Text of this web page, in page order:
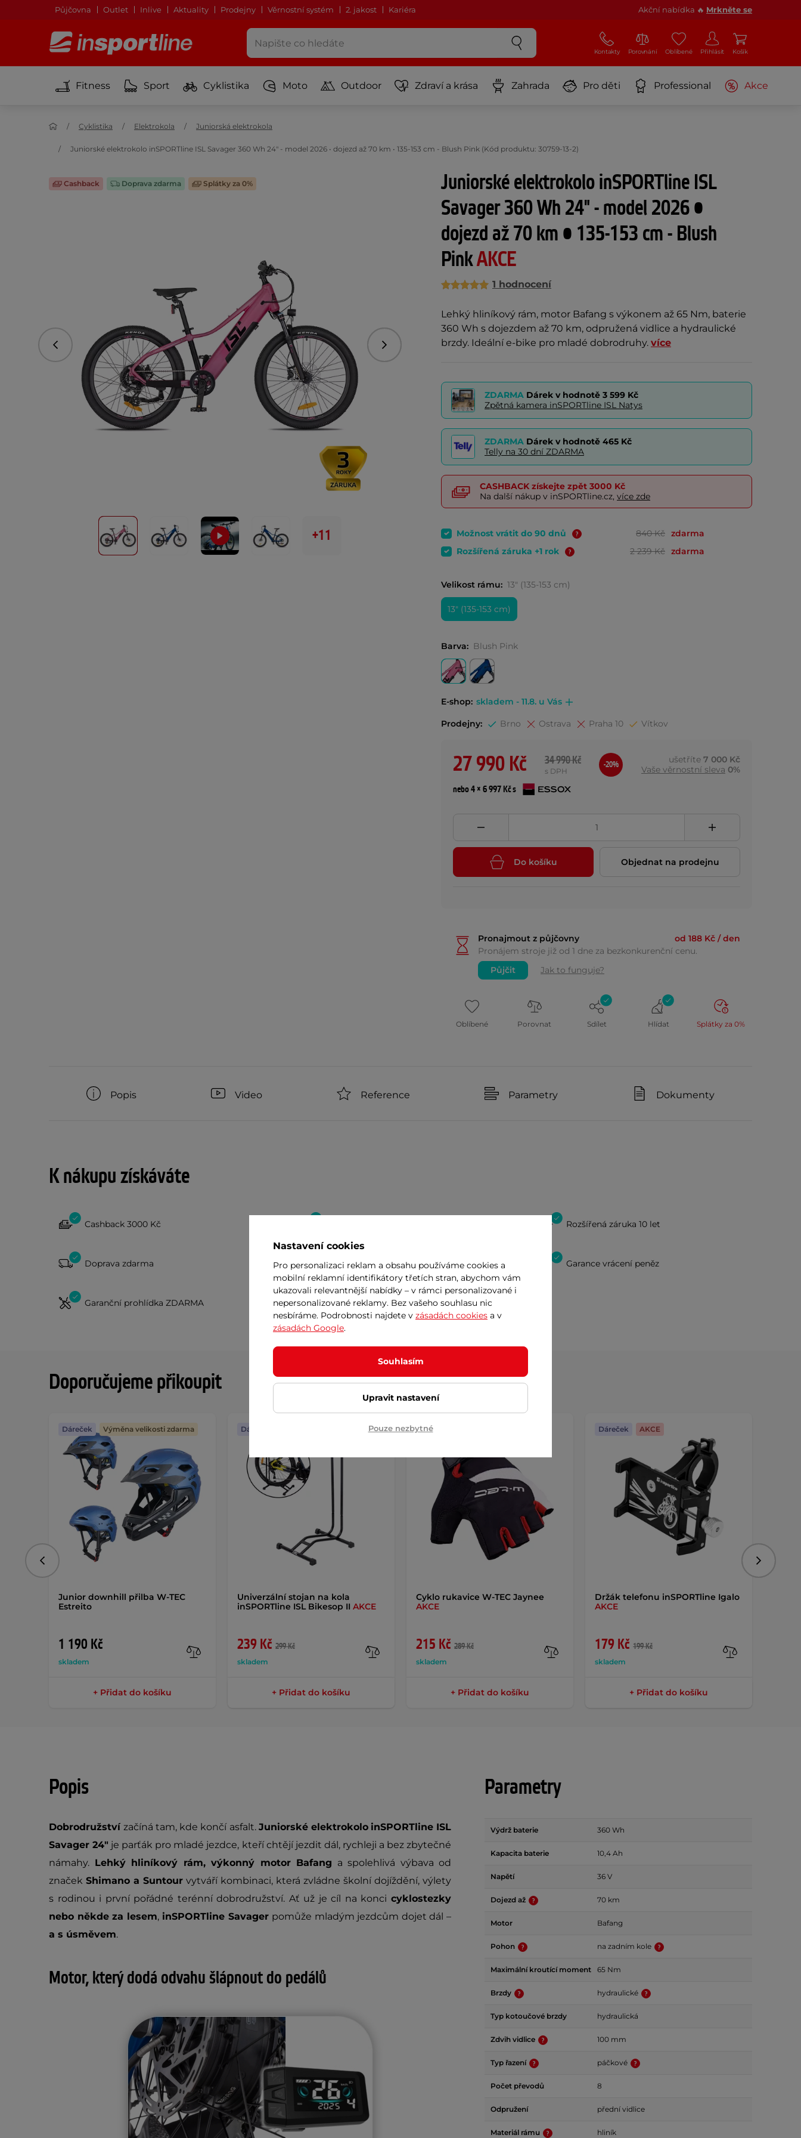
Půjčovna Outlet Inlive Aktuality Prodejny Věrnostní systém 2. jakost Kariéra Akční nabídka 🔥 Mrkněte se
Kontakty Porovnání Oblíbené Přihlásit Košík
Fitness Sport Cyklistika Moto Outdoor Zdraví a krása Zahrada Pro děti Professional Akce
Cyklistika Elektrokola Juniorská elektrokola
Juniorské elektrokolo inSPORTline ISL Savager 360 Wh 24" - model 2026 • dojezd až 70 km • 135-153 cm - Blush Pink (Kód produktu: 30759-13-2)
Juniorské elektrokolo inSPORTline ISL
Savager 360 Wh 24" - model 2026 •
dojezd až 70 km • 135-153 cm - Blush
PinkAKCE
1 hodnocení
Lehký hliníkový rám, motor Bafang s výkonem až 65 Nm, baterie
360 Wh s dojezdem až 70 km, odpružená vidlice a hydraulické
brzdy. Ideální e-bike pro mladé dobrodruhy. více
Cashback Doprava zdarma Splátky za 0%
Předchozí Následující
+11
ZDARMA Dárek v hodnotě 3 599 Kč
Zpětná kamera inSPORTline ISL Natys
ZDARMA Dárek v hodnotě 465 Kč
Telly na 30 dní ZDARMA
CASHBACK získejte zpět 3000 Kč
Na další nákup v inSPORTline.cz, více zde
Možnost vrátit do 90 dnů 840 Kč zdarma
Rozšířená záruka +1 rok
2 239 Kč zdarma
Velikost rámu: 13" (135-153 cm)
13" (135-153 cm)
Barva: Blush Pink
E-shop: skladem - 11.8. u Vás
Prodejny: Brno Ostrava Praha 10 Vítkov
27 990 Kč 34 990 Kč
s DPH
-20% ušetříte 7 000 Kč
Vaše věrnostní sleva 0%
nebo 4 × 6 997 Kč s
Do košíku Objednat na prodejnu
od 188 Kč / den
Pronajmout z půjčovny
Pronájem stroje již od 1 dne za bezkonkurenční cenu.
Půjčit
Jak to funguje?
Oblíbené Porovnat Sdílet Hlídat Splátky za 0%
Popis Video Reference Parametry Dokumenty
K nákupu získáváte
Cashback 3000 Kč Rozšířená záruka 10 let
Doprava zdarma Splátky za 0% Garance vrácení peněz
Garanční prohlídka ZDARMA
Doporučujeme přikoupit
Junior downhill přilba W-TEC
Estreito
1 190 Kč
skladem
Dáreček Výměna velikosti zdarma
+ Přidat do košíku
Univerzální stojan na kola
inSPORTline ISL Bikesop II AKCE
239 Kč 299 Kč
skladem
Dáreček
+ Přidat do košíku
Cyklo rukavice W-TEC Jaynee
AKCE
215 Kč 289 Kč
skladem
Dáreček
+ Přidat do košíku
Držák telefonu inSPORTline Igalo
AKCE
179 Kč 199 Kč
skladem
Dáreček AKCE
+ Přidat do košíku
Předchozí
Popis
Dobrodružstvízačíná tam, kde končí asfalt. Juniorské elektrokolo inSPORTline ISL
Savager 24" je parťák pro mladé jezdce, kteří chtějí jezdit dál, rychleji a bez zbytečné
námahy. Lehký hliníkový rám, výkonný motor Bafang a spolehlivá výbava od
značek Shimano a Suntour vytváří kombinaci, která zvládne školní dojíždění, výlety
s rodinou i první pořádné terénní dobrodružství. Ať už je cíl na konci cyklostezky
nebo někde za lesem,inSPORTline Savager pomůže mladým jezdcům dojet dál –
a s úsměvem.
Motor, který dodá odvahu šlápnout do pedálů
Parametry
Výdrž baterie 360 Wh
Kapacita baterie 10,4 Ah
Napětí 36 V
Dojezd až 70 km
Motor Bafang
Pohon na zadním kole
Maximální kroutící moment 65 Nm
Brzdy hydraulické
Typ kotoučové brzdy hydraulická
Zdvih vidlice 100 mm
Typ řazení páčkové
Počet převodů 8
Odpružení přední vidlice
Materiál rámu hliník
Nastavení cookies
Pro personalizaci reklam a obsahu používáme cookies a
mobilní reklamní identifikátory třetích stran, abychom vám
ukazovali relevantnější nabídky – v rámci personalizované i
nepersonalizované reklamy. Bez vašeho souhlasu nic
nesbíráme. Podrobnosti najdete v zásadách cookies a v
zásadách Google.
Souhlasím
Upravit nastavení
Pouze nezbytné